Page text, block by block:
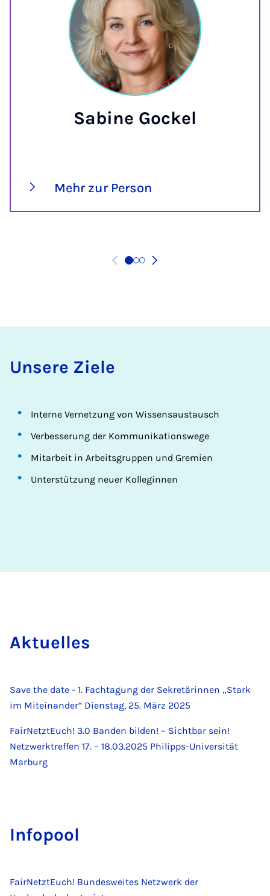
Sabine Gockel
Mehr zur Person
Un­se­re Zie­le
Interne Vernetzung von Wissensaustausch
Verbesserung der Kommunikationswege
Mitarbeit in Arbeitsgruppen und Gremien
Unterstützung neuer Kolleginnen
Ak­tu­el­les
Save the date - 1. Fachtagung der Sekretärinnen „Stark
im Miteinander“ Dienstag, 25. März 2025
FairNetztEuch! 3.0 Banden bilden! – Sichtbar sein!
Netzwerktreffen 17. – 18.03.2025 Philipps-Universität
Marburg
Infopool
FairNetztEuch! Bundesweites Netzwerk der